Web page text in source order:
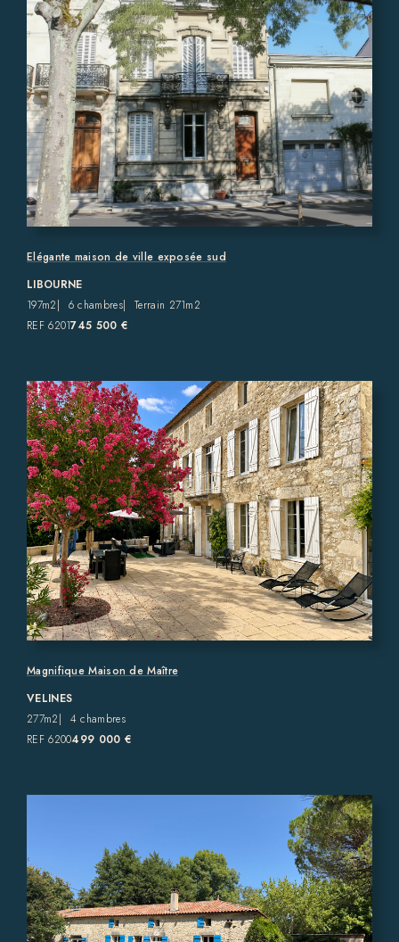
Elégante maison de ville exposée sud
LIBOURNE
197m2
6 chambres
Terrain 271m2
REF 6201745 500 €
Magnifique Maison de Maître
VELINES
277m2
4 chambres
REF 6200499 000 €